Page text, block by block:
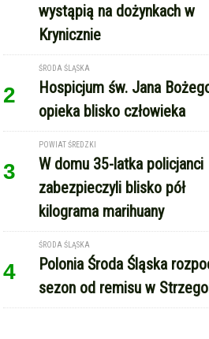
wystąpią na dożynkach w
Krynicznie
2
ŚRODA ŚLĄSKA
Hospicjum św. Jana
opieka blisko człowieka
3
POWIAT ŚREDZKI
W domu 35-latka policjanci
zabezpieczyli blisko pół
kilograma marihuany
4
ŚRODA ŚLĄSKA
Polonia Środa Śląska
sezon od remisu w